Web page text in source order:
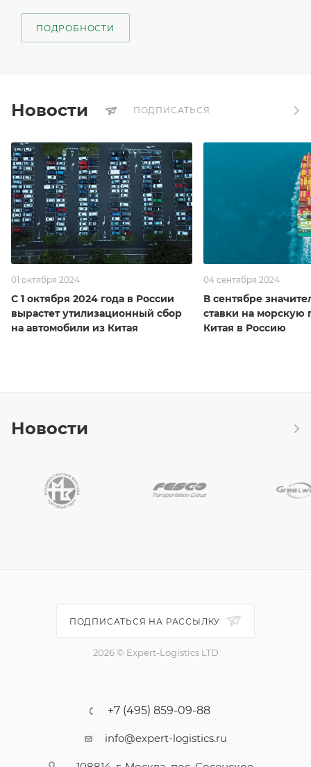
ПОДРОБНОСТИ
Новости ПОДПИСАТЬСЯ
01 октября 2024
С 1 октября 2024 года в России
вырастет утилизационный сбор
на автомобили из Китая
04 сентября 2024
В сентябре
ставки на морскую
Китая в Россию
Новости
ПОДПИСАТЬСЯ НА РАССЫЛКУ
2026 © Expert-Logistics LTD
+7 (495) 859-09-88
info@expert-logistics.ru